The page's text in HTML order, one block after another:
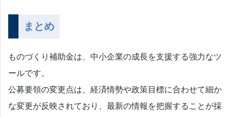
まとめ
ものづくり補助金は、中小企業の成長を支援する強力なツ
ールです。
公募要領の変更点は、経済情勢や政策目標に合わせて細か
な変更が反映されており、最新の情報を把握することが採